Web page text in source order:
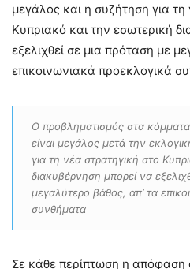
μεγάλος και η συζήτηση για
Κυπριακό και την εσωτερική
εξελιχθεί σε μια πρόταση με
επικοινωνιακά προεκλογικά
Ο προβληματισμός στα
είναι μεγάλος μετά την
για τη νέα στρατηγική στο
διακυβέρνηση μπορεί να
μεγαλύτερο βάθος, απ’ τα
συνθήματα
Σε κάθε περίπτωση η